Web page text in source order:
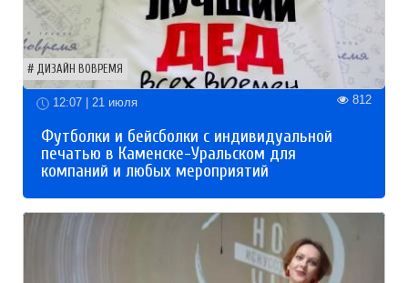
ДИЗАЙН ВОВРЕМЯ
12:07 | 21 июля 812
Футболки и бейсболки с индивидуальной
печатью в Каменске-Уральском для
компаний и любых мероприятий